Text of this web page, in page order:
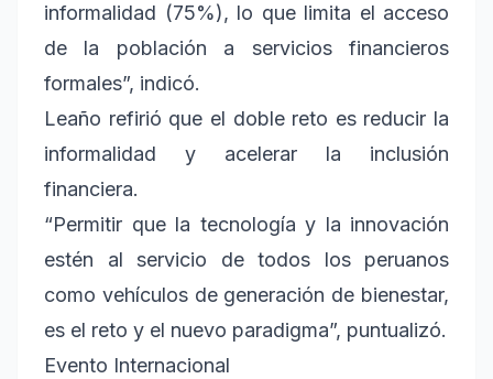
informalidad (75%), lo que limita el acceso
de la población a servicios financieros
formales”, indicó.
Leaño refirió que el doble reto es reducir la
informalidad y acelerar la inclusión
financiera.
“Permitir que la tecnología y la innovación
estén al servicio de todos los peruanos
como vehículos de generación de bienestar,
es el reto y el nuevo paradigma”, puntualizó.
Evento Internacional